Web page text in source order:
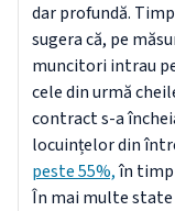
dar profundă.
sugera că, pe
muncitori intrau
cele din urmă
contract s-a
locuințelor din
peste 55%,în timp
În mai multe